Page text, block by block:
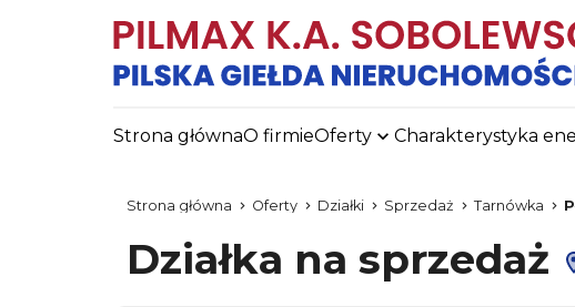
Strona głównaO firmieOferty Charakterystyka
Strona główna Oferty Działki Sprzedaż Tarnówka
Działka na sprzedaż